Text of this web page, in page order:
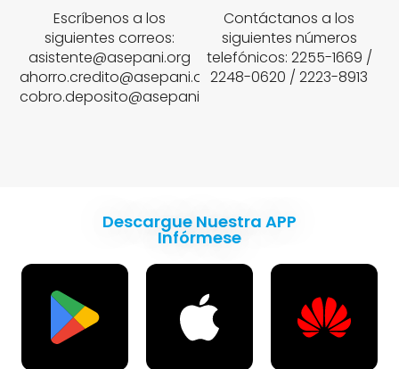
Escríbenos a los
siguientes correos:
asistente@asepani.org
ahorro.credito@asepani.org
cobro.deposito@asepani.org
Contáctanos a los
siguientes números
telefónicos: 2255-1669 /
2248-0620 / 2223-8913
Descargue Nuestra APP
Infórmese